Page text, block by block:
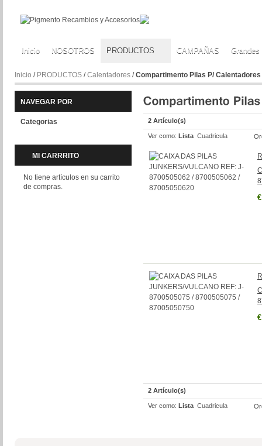
Inicio NOSOTROS PRODUCTOS CAMPAÑAS
Inicio / PRODUCTOS /Calentadores /Compartimento Pilas P/ Calentadores
NAVEGAR POR
Categorias
MI CARRRITO
No tiene artículos en su carrito
de compras.
2 Artículo(s)
Ver como: Lista Cuadricula
2 Artículo(s)
Ver como: Lista Cuadricula